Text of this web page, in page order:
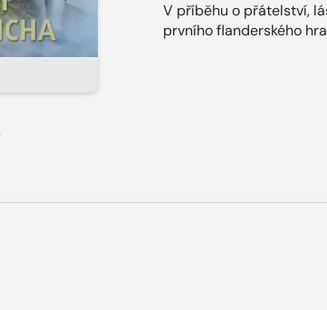
V příběhu o přátelství,
prvního flanderského